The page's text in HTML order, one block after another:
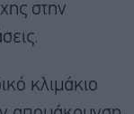
στην
κλιμάκιο